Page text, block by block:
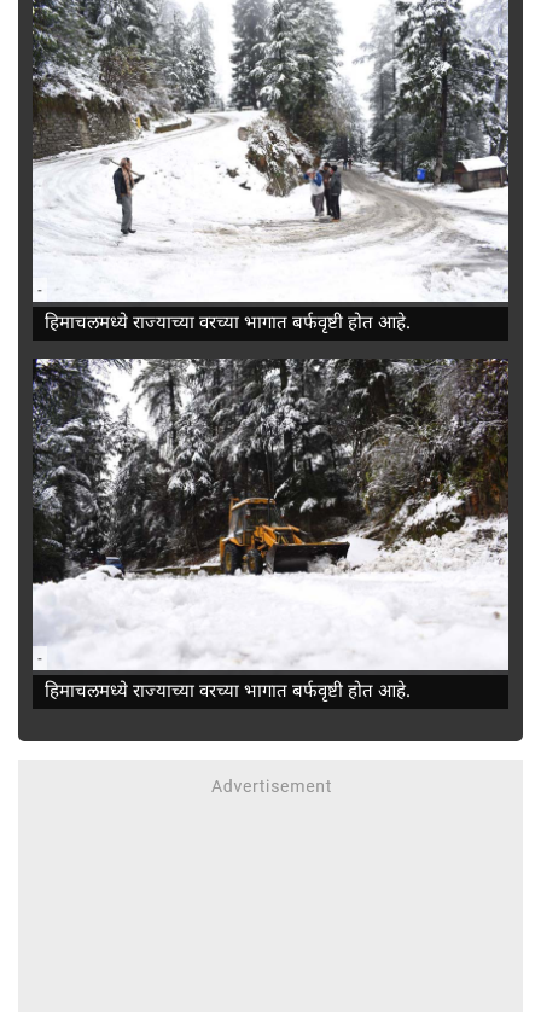
-
हिमाचलमध्ये राज्याच्या वरच्या भागात बर्फवृष्टी होत आहे.
-
हिमाचलमध्ये राज्याच्या वरच्या भागात बर्फवृष्टी होत आहे.